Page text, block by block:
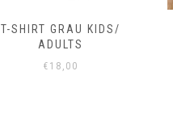
T-SHIRT GRAU KIDS/
ADULTS
€ 18,00